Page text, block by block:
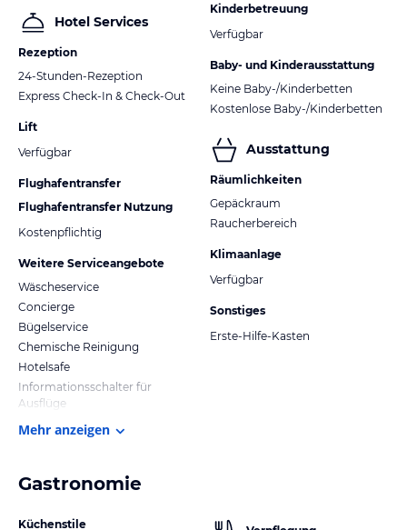
Hotel Services
Rezeption
24-Stunden-Rezeption
Express Check-In & Check-Out
Lift
Verfügbar
Flughafentransfer
Flughafentransfer Nutzung
Kostenpflichtig
Weitere Serviceangebote
Wäscheservice
Concierge
Bügelservice
Chemische Reinigung
Hotelsafe
Informationsschalter für
Ausflüge
Kinderbetreuung
Verfügbar
Baby- und Kinderausstattung
Keine Baby-/Kinderbetten
Kostenlose Baby-/Kinderbetten
Ausstattung
Räumlichkeiten
Gepäckraum
Raucherbereich
Klimaanlage
Verfügbar
Sonstiges
Erste-Hilfe-Kasten
Mehr anzeigen
Gastronomie
Küchenstile